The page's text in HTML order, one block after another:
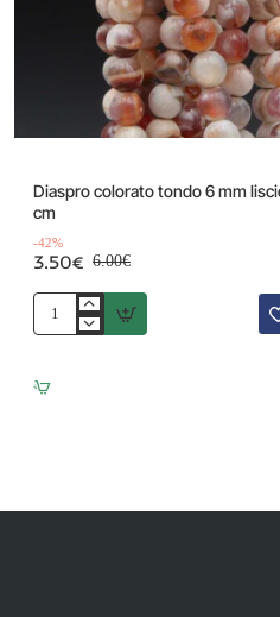
Diaspro colorato tondo 6 mm
cm
-42%
3.50€ 6.00€
Diaspro
colorato
6
mm